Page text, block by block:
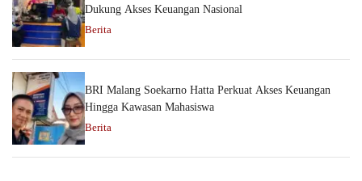
Dukung Akses Keuangan Nasional
Berita
BRI Malang Soekarno Hatta Perkuat Akses Keuangan
Hingga Kawasan Mahasiswa
Berita